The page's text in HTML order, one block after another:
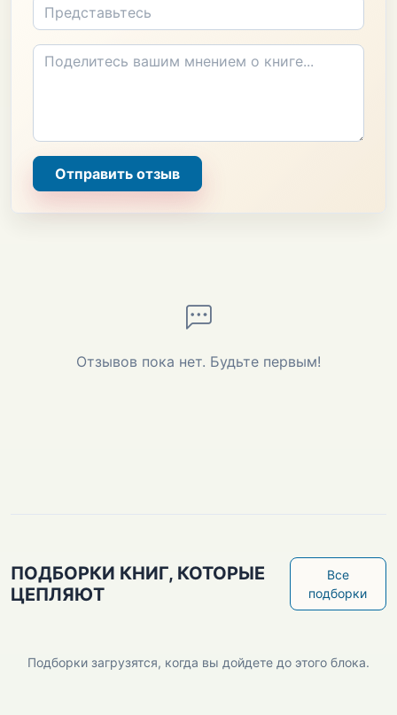
Отправить отзыв
Отзывов пока нет. Будьте первым!
ПОДБОРКИ КНИГ, КОТОРЫЕ
ЦЕПЛЯЮТ
Все
подборки
Подборки загрузятся, когда вы дойдете до этого блока.